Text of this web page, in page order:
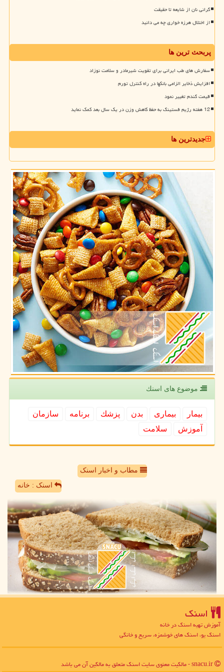
گرانی نان از شایعه تا حقیقت
از اختلال هرزه خواری چه می دانید
پربحث ترین ها
سفارش های طب ایرانی برای تقویت شیرمادر و سلامت نوزاد
افزایش ذخایر الزامی بانکها در راه کنترل تورم
قیمت گندم تغییر نمود
12 هفته رژیم فستینگ به حفظ کاهش وزن در یک سال بعد کمک نماید
جدیدترین ها
موضوع های اسنك
بیمار بیماری بدن پزشك برنامه
سازمان
آموزش
سلامت
مطاب و اخبار اسنک
اسنک : خانه
اسنك
آموزش تهیه اسنک در خانه
اسنک یو، اسنک های خوشمزه، سریع و خانگی